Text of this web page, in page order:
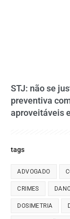
STJ: não se
preventiva
aproveitáveis
tags
ADVOGADO
CRIMES
DOSIMETRIA